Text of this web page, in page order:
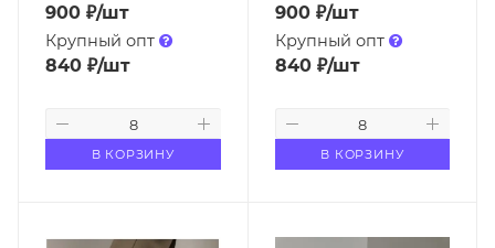
900 ₽/шт
Крупный опт
840 ₽/шт
В КОРЗИНУ
900₽/шт
Крупный опт
840₽/шт
В КОРЗИНУ